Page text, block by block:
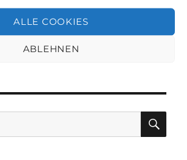
ALLE COOKIES
ABLEHNEN
wissen möchtest, dann klick auf das